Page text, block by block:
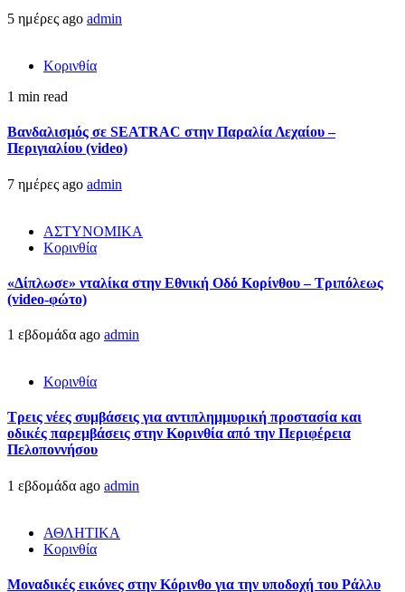
5 ημέρες ago admin
Κορινθία
1 min read
Βανδαλισμός σε SEATRAC στην Παραλία Λεχαίου –
Περιγιαλίου (video)
7 ημέρες ago admin
ΑΣΤΥΝΟΜΙΚΑ
Κορινθία
«Δίπλωσε» νταλίκα στην Εθνική Oδό Κορίνθου – Τριπόλεως
(video-φώτο)
1 εβδομάδα ago admin
Κορινθία
Τρεις νέες συμβάσεις για αντιπλημμυρική προστασία και
οδικές παρεμβάσεις στην Κορινθία από την Περιφέρεια
Πελοποννήσου
1 εβδομάδα ago admin
ΑΘΛΗΤΙΚΑ
Κορινθία
Μοναδικές εικόνες στην Κόρινθο για την υποδοχή του Ράλλυ